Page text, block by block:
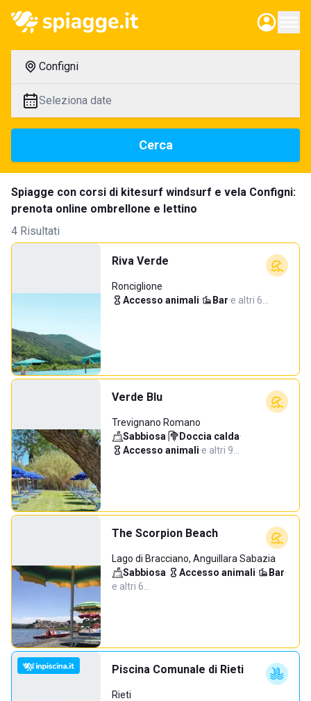
Configni
Seleziona date
Cerca
Spiagge con corsi di kitesurf windsurf e vela Configni:
prenota online ombrellone e lettino
4 Risultati
Riva Verde
Ronciglione
Accesso animali· Bar·e altri 6…
Verde Blu
Trevignano Romano
Sabbiosa· Doccia calda·
Accesso animali·e altri 9…
The Scorpion Beach
Lago di Bracciano, Anguillara Sabazia
Sabbiosa· Accesso animali· Bar·
e altri 6…
Piscina Comunale di Rieti
Rieti